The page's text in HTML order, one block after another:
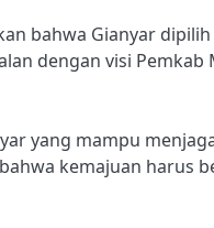
bahwa Gianyar
dengan visi Pemkab
yang mampu
kemajuan harus